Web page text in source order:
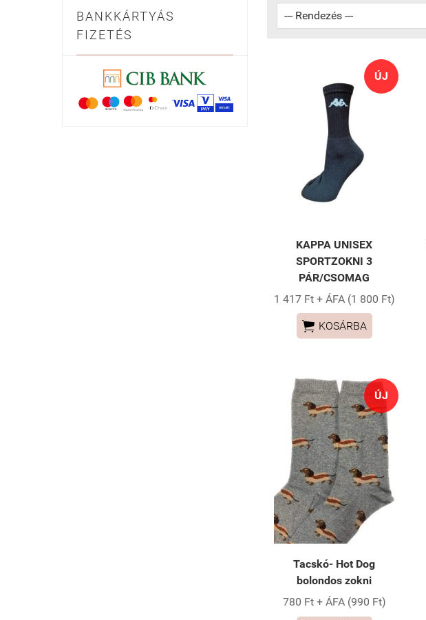
BANKKÁRTYÁS
FIZETÉS
ÚJ
KAPPA UNISEX
SPORTZOKNI 3
PÁR/CSOMAG
1 417 Ft + ÁFA (1 800 Ft)
 KOSÁRBA
ÚJ
Tacskó- Hot Dog
bolondos zokni
780 Ft + ÁFA (990 Ft)